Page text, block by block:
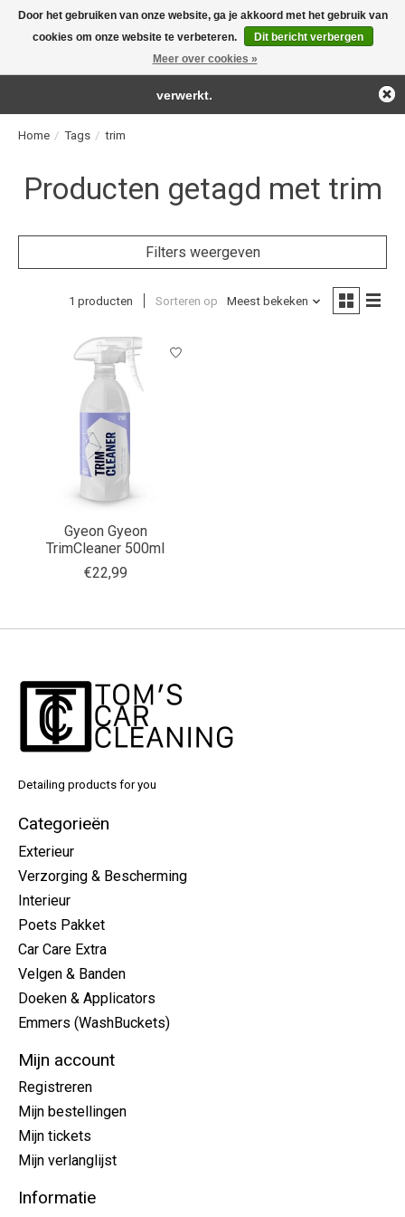
For the real detailing products!
Home / Tags / trim
Producten getagd met trim
Filters weergeven
1 producten Sorteren op Meest bekeken
Gyeon Gyeon
TrimCleaner 500ml
€22,99
Detailing products for you
Categorieën
Exterieur
Verzorging & Bescherming
Interieur
Poets Pakket
Car Care Extra
Velgen & Banden
Doeken & Applicators
Emmers (WashBuckets)
Mijn account
Registreren
Mijn bestellingen
Mijn tickets
Mijn verlanglijst
Informatie
Door het gebruiken van onze website, ga je akkoord met het gebruik van
cookies om onze website te verbeteren.
Dit bericht verbergen
Meer over cookies »
← Keer terug naar de backofficeDeze winkel is in aanbouw.
Eventueel geplaatste orders zullen niet worden gehonoreerd of
verwerkt.